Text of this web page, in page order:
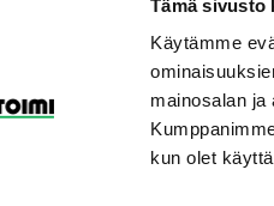
Tämä sivusto
Käytämme
mainosalan
kun olet